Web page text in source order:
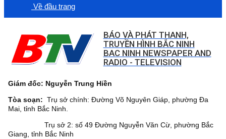
Về đầu trang
BÁO VÀ PHÁT THANH,
TRUYỀN HÌNH BẮC NINH
BAC NINH NEWSPAPER AND
RADIO - TELEVISION
Giám đốc: Nguyễn Trung Hiền
Tòa soạn: Trụ sở chính: Đường Võ Nguyên Giáp, phường Đa
Mai, tỉnh Bắc Ninh.
Trụ sở 2: số 49 Đường Nguyễn Văn Cừ, phường Bắc
Giang, tỉnh Bắc Ninh